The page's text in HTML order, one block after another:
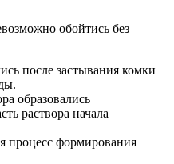
обойтись без
после застывания комки
образовались
раствора начала
процесс формирования